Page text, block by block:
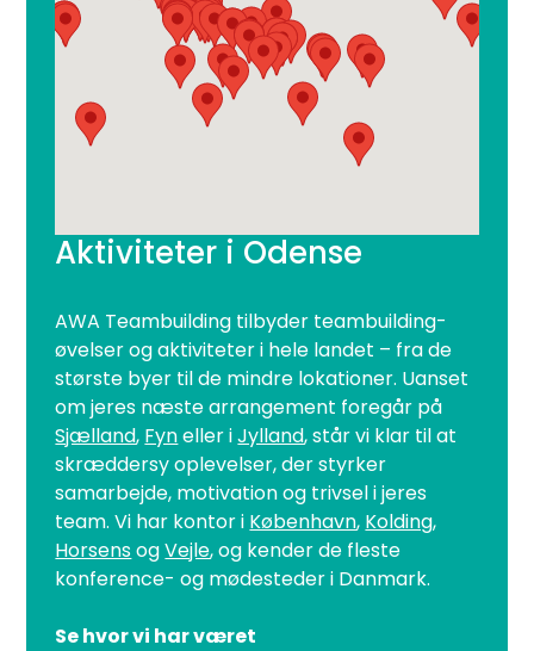
Aktiviteter i Odense
AWA Teambuilding tilbyder teambuilding-
øvelser og aktiviteter i hele landet – fra de
største byer til de mindre lokationer. Uanset
om jeres næste arrangement foregår på
Sjælland, Fyneller iJylland, står vi klar til at
skræddersy oplevelser, der styrker
samarbejde, motivation og trivsel i jeres
team. Vi har kontor i København, Kolding,
HorsensogVejle, og kender de fleste
konference- og mødesteder i Danmark.
Se hvor vi har været